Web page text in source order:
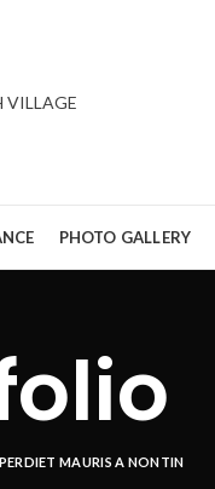
PHOTO GALLERY
MAURIS A NONTIN